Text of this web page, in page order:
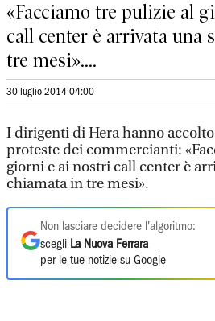
«Facciamo tre pulizie al
call center è arrivata una
tre mesi»....
30 luglio 2014 04:00
I dirigenti di Hera hanno
proteste dei commercianti:
giorni e ai nostri call center è
chiamata in tre mesi».
Non lasciare decidere l'algoritmo:
scegli La Nuova Ferrara
per le tue notizie su Google